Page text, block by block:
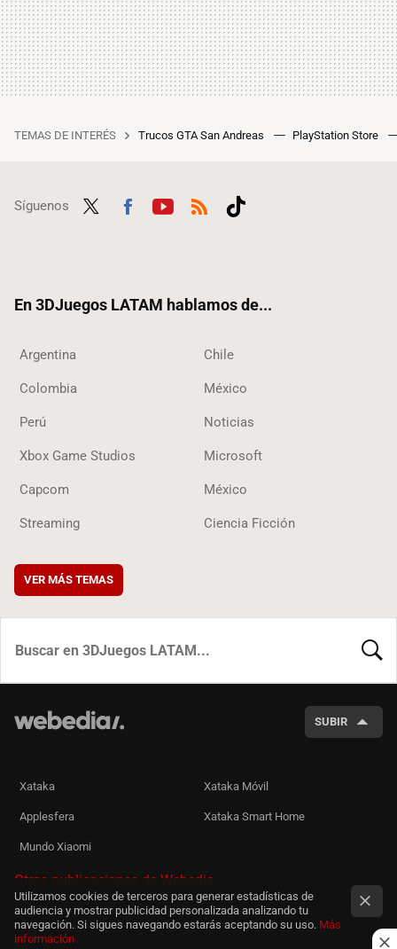
TEMAS DE INTERÉS Trucos GTA San Andreas PlayStation Store
Síguenos
En 3DJuegos LATAM hablamos de...
Argentina Chile
Colombia México
Perú Noticias
Xbox Game Studios Microsoft
Capcom México
Streaming Ciencia Ficción
VER MÁS TEMAS
SUBIR
Xataka Xataka Móvil
Applesfera Xataka Smart Home
Mundo Xiaomi
Otras publicaciones de Webedia
Utilizamos cookies de terceros para generar estadísticas de
audiencia y mostrar publicidad personalizada analizando tu
navegación. Si sigues navegando estarás aceptando su uso. Más
información